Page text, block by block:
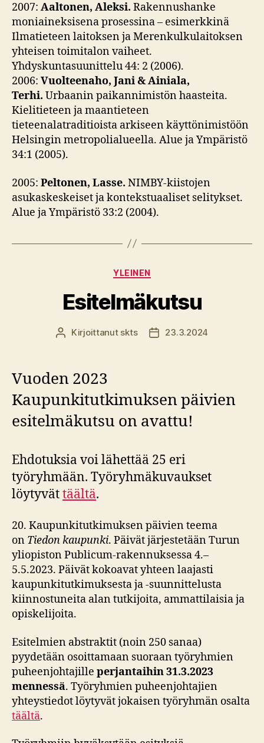
2007: Aaltonen, Aleksi. Rakennushanke
moniaineksisena prosessina – esimerkkinä
Ilmatieteen laitoksen ja Merenkulkulaitoksen
yhteisen toimitalon vaiheet.
Yhdyskuntasuunittelu 44: 2 (2006).
2006: Vuolteenaho, Jani & Ainiala,
Terhi. Urbaanin paikannimistön haasteita.
Kielitieteen ja maantieteen
tieteenalatraditioista arkiseen käyttönimistöön
Helsingin metropolialueella. Alue ja Ympäristö
34:1 (2005).
2005: Peltonen, Lasse. NIMBY-kiistojen
asukaskeskeiset ja kontekstuaaliset selitykset.
Alue ja Ympäristö 33:2 (2004).
Kategoriat
YLEINEN
Esitelmäkutsu
Kirjoittaja
Kirjoittanut skts Julkaisupäivämäärä
23.3.2024
Vuoden 2023
Kaupunkitutkimuksen päivien
esitelmäkutsu on avattu!
Ehdotuksia voi lähettää 25 eri
työryhmään. Työryhmäkuvaukset
löytyvättäältä.
20. Kaupunkitutkimuksen päivien teema
on Tiedon kaupunki. Päivät järjestetään Turun
yliopiston Publicum-rakennuksessa 4.–
5.5.2023. Päivät kokoavat yhteen laajasti
kaupunkitutkimuksesta ja -suunnittelusta
kiinnostuneita alan tutkijoita, ammattilaisia ja
opiskelijoita.
Esitelmien abstraktit (noin 250 sanaa)
pyydetään osoittamaan suoraan työryhmien
puheenjohtajille perjantaihin 31.3.2023
mennessä. Työryhmien puheenjohtajien
yhteystiedot löytyvät jokaisen työryhmän osalta
täältä.